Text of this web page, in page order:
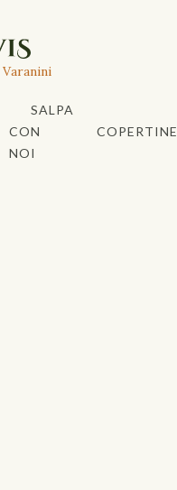
SALPA
CON
NOI
COPERTINE